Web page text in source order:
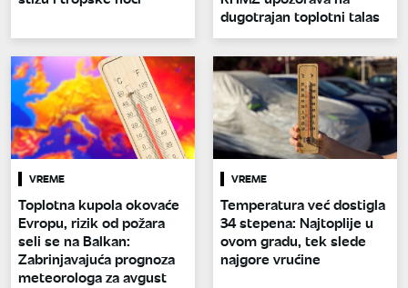
dugotrajan toplotni talas
VREME
Toplotna kupola okovaće
Evropu, rizik od požara
seli se na Balkan:
Zabrinjavajuća prognoza
meteorologa za avgust
VREME
Temperatura već dostigla
34 stepena: Najtoplije u
ovom gradu, tek slede
najgore vrućine